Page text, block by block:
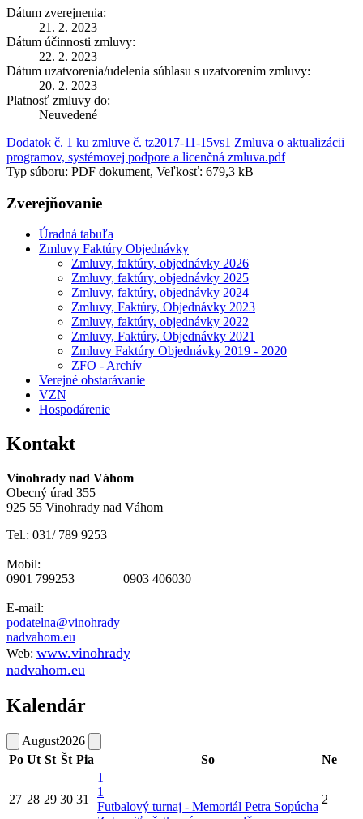
Dátum zverejnenia:
21. 2. 2023
Dátum účinnosti zmluvy:
22. 2. 2023
Dátum uzatvorenia/udelenia súhlasu s uzatvorením zmluvy:
20. 2. 2023
Platnosť zmluvy do:
Neuvedené
Dodatok č. 1 ku zmluve č. tz2017-11-15vs1 Zmluva o aktualizácii
programov, systémovej podpore a licenčná zmluva.pdf
Typ súboru: PDF dokument, Veľkosť: 679,3 kB
Zverejňovanie
Úradná tabuľa
Zmluvy Faktúry Objednávky
Zmluvy, faktúry, objednávky 2026
Zmluvy, faktúry, objednávky 2025
Zmluvy, faktúry, objednávky 2024
Zmluvy, Faktúry, Objednávky 2023
Zmluvy, faktúry, objednávky 2022
Zmluvy, Faktúry, Objednávky 2021
Zmluvy Faktúry Objednávky 2019 - 2020
ZFO - Archív
Verejné obstarávanie
VZN
Hospodárenie
Kontakt
Vinohrady nad Váhom
Obecný úrad 355
925 55 Vinohrady nad Váhom
Tel.: 031/ 789 9253
Mobil:
0901 799253 0903 406030
E-mail:
podatelna@vinohrady
nadvahom.eu
Web: www.vinohrady
nadvahom.eu
Kalendár
August2026
Po Ut St Št Pia So Ne
27 28 29 30 31
1
1
Futbalový turnaj - Memoriál Petra Sopúcha
2